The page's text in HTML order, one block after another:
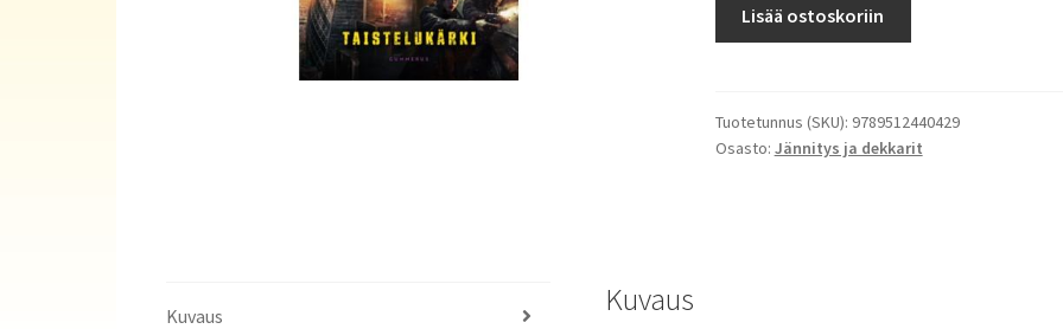
Lisää ostoskoriin
Tuotetunnus (SKU): 9789512440429
Osasto: Jännitys ja dekkarit
Kuvaus Kuvaus